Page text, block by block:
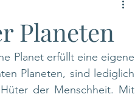
Planeten
Planet erfüllt eine eigene
Planeten, sind lediglich
der Menschheit. Mit